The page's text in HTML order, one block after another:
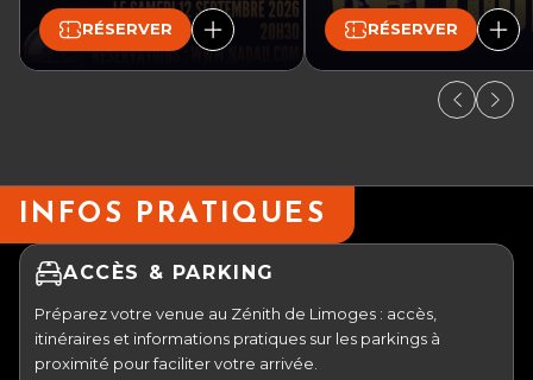
RÉSERVER RÉSERVER
INFOS PRATIQUES
ACCÈS & PARKING
Préparez votre venue au Zénith de Limoges : accès,
itinéraires et informations pratiques sur les parkings à
proximité pour faciliter votre arrivée.